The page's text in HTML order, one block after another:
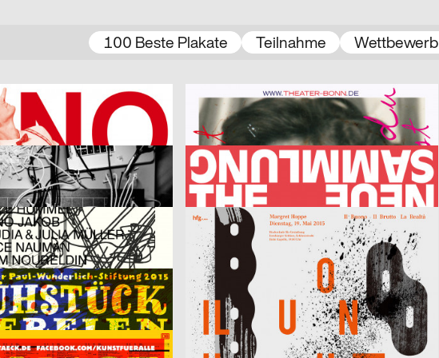
100 Beste Plakate Teilnahme Wettbewerb
Studio Johannes Bissinger, Konrad Fersterer
2015
LMN-Berlin D
2015
Was glaubst du, wer du bist?
CH
2015
Bureau Mirko Borsche D
2015
Die Neue Sammlung – The Design Museum
CH
2015
Basel aus
Yuan Wang D
2015
D
2015
mm design D
2015
Lampedusa
Gramlich D
2015
Frieder Grindler D
2015